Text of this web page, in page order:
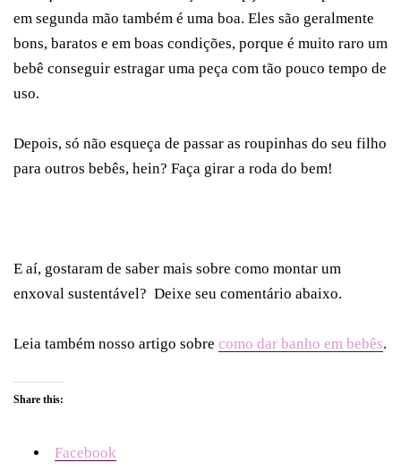
em segunda mão também é uma boa. Eles são geralmente
bons, baratos e em boas condições, porque é muito raro um
bebê conseguir estragar uma peça com tão pouco tempo de
uso.
Depois, só não esqueça de passar as roupinhas do seu filho
para outros bebês, hein? Faça girar a roda do bem!
E aí, gostaram de saber mais sobre como montar um
enxoval sustentável? Deixe seu comentário abaixo.
Leia também nosso artigo sobre como dar banho em bebês.
Share this:
Facebook